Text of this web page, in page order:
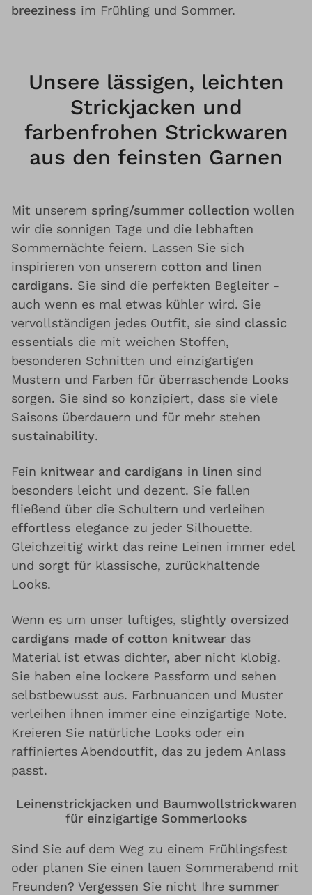
breeziness im Frühling und Sommer.
Unsere lässigen, leichten
Strickjacken und
farbenfrohen Strickwaren
aus den feinsten Garnen
Mit unserem spring/summer collection wollen
wir die sonnigen Tage und die lebhaften
Sommernächte feiern. Lassen Sie sich
inspirieren von unserem cotton and linen
cardigans. Sie sind die perfekten Begleiter -
auch wenn es mal etwas kühler wird. Sie
vervollständigen jedes Outfit, sie sind classic
essentials die mit weichen Stoffen,
besonderen Schnitten und einzigartigen
Mustern und Farben für überraschende Looks
sorgen. Sie sind so konzipiert, dass sie viele
Saisons überdauern und für mehr stehen
sustainability.
Fein knitwear and cardigans in linen sind
besonders leicht und dezent. Sie fallen
fließend über die Schultern und verleihen
effortless elegance zu jeder Silhouette.
Gleichzeitig wirkt das reine Leinen immer edel
und sorgt für klassische, zurückhaltende
Looks.
Wenn es um unser luftiges, slightly oversized
cardigans made of cotton knitwear das
Material ist etwas dichter, aber nicht klobig.
Sie haben eine lockere Passform und sehen
selbstbewusst aus. Farbnuancen und Muster
verleihen ihnen immer eine einzigartige Note.
Kreieren Sie natürliche Looks oder ein
raffiniertes Abendoutfit, das zu jedem Anlass
passt.
Leinenstrickjacken und Baumwollstrickwaren
für einzigartige Sommerlooks
Sind Sie auf dem Weg zu einem Frühlingsfest
oder planen Sie einen lauen Sommerabend mit
Freunden? Vergessen Sie nicht Ihre summer